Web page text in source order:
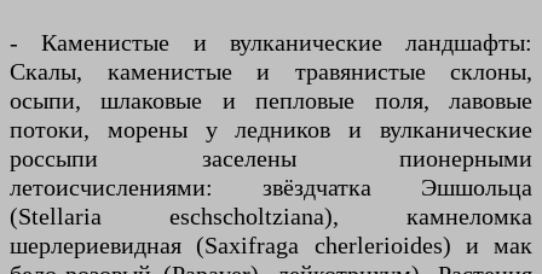
- Каменистые и вулканические ландшафты:
Скалы, каменистые и травянистые склоны,
осыпи, шлаковые и пепловые поля, лавовые
потоки, морены у ледников и вулканические
россыпи заселены пионерными
летоисчислениями: звёздчатка Эшшольца
(Stellaria eschscholtziana), камнеломка
шерлериевидная (Saxifraga cherlerioides) и мак